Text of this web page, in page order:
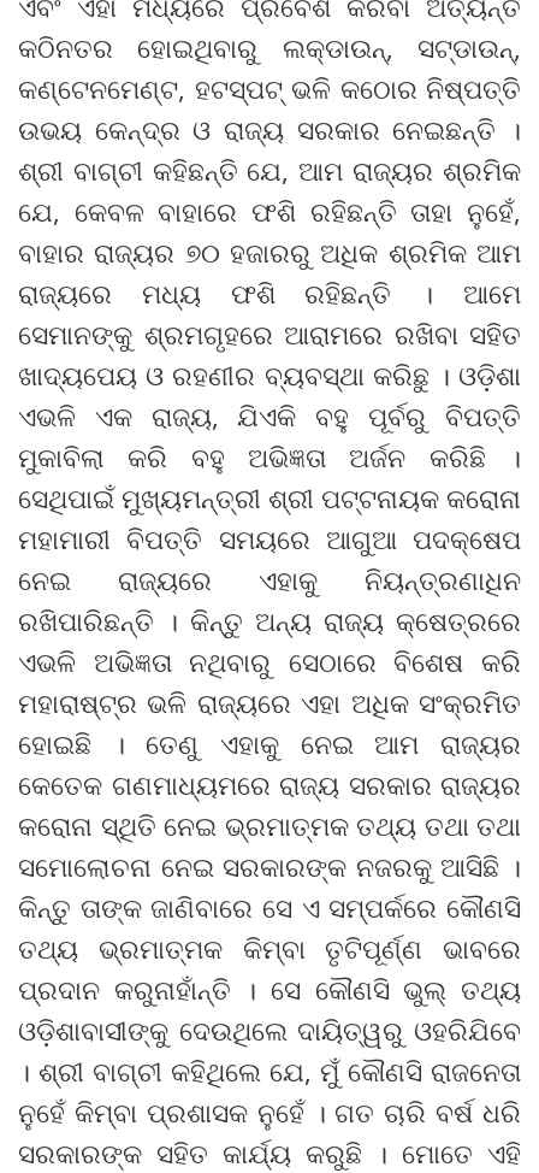
କଠିନତର ହୋଇଥିବାରୁ ଲକ୍‌ଡାଉନ୍‌, ସଟ୍‌ଡାଉନ୍‌,
କଣ୍ଟେନମେଣ୍ଟ, ହଟସ୍ପଟ୍ ଭଳି କଠୋର ନିଷ୍ପତ୍ତି
ଉଭୟ କେନ୍ଦ୍ର ଓ ରାଜ୍ୟ ସରକାର ନେଇଛନ୍ତି ।
ଶ୍ରୀ ବାଗ୍‌ଚୀ କହିଛନ୍ତି ଯେ, ଆମ ରାଜ୍ୟର ଶ୍ରମିକ
ଯେ, କେବଳ ବାହାରେ ଫଶି ରହିଛନ୍ତି ତାହା ନୁହେଁ,
ବାହାର ରାଜ୍ୟର ୭୦ ହଜାରରୁ ଅଧିକ ଶ୍ରମିକ ଆମ
ରାଜ୍ୟରେ ମଧ୍ୟ ଫଶି ରହିଛନ୍ତି । ଆମେ
ସେମାନଙ୍କୁ ଶ୍ରମଗୃହରେ ଆରାମରେ ରଖିବା ସହିତ
ଖାଦ୍ୟପେୟ ଓ ରହଣୀର ବ୍ୟବସ୍ଥା କରିଛୁ । ଓଡ଼ିଶା
ଏଭଳି ଏକ ରାଜ୍ୟ, ଯିଏକି ବହୁ ପୂର୍ବରୁ ବିପତ୍ତି
ମୁକାବିଲା କରି ବହୁ ଅଭିଜ୍ଞତା ଅର୍ଜନ କରିଛି ।
ସେଥିପାଇଁ ମୁଖ୍ୟମନ୍ତ୍ରୀ ଶ୍ରୀ ପଟ୍ଟନାୟକ କରୋନା
ମହାମାରୀ ବିପତ୍ତି ସମୟରେ ଆଗୁଆ ପଦକ୍ଷେପ
ନେଇ ରାଜ୍ୟରେ ଏହାକୁ ନିୟନ୍ତ୍ରଣାଧିନ
ରଖିପାରିଛନ୍ତି । କିନ୍ତୁ ଅନ୍ୟ ରାଜ୍ୟ କ୍ଷେତ୍ରରେ
ଏଭଳି ଅଭିଜ୍ଞତା ନଥିବାରୁ ସେଠାରେ ବିଶେଷ କରି
ମହାରାଷ୍ଟ୍ର ଭଳି ରାଜ୍ୟରେ ଏହା ଅଧିକ ସଂକ୍ରମିତ
ହୋଇଛି । ତେଣୁ ଏହାକୁ ନେଇ ଆମ ରାଜ୍ୟର
କେତେକ ଗଣମାଧ୍ୟମରେ ରାଜ୍ୟ ସରକାର ରାଜ୍ୟର
କରୋନା ସ୍ଥିତି ନେଇ ଭ୍ରମାତ୍ମକ ତଥ୍ୟ ତଥା ତଥା
ସମାେଲୋଚନା ନେଇ ସରକାରଙ୍କ ନଜରକୁ ଆସିଛି ।
କିନ୍ତୁ ତାଙ୍କ ଜାଣିବାରେ ସେ ଏ ସମ୍ପର୍କରେ କୌଣସି
ତଥ୍ୟ ଭ୍ରମାତ୍ମକ କିମ୍ବା ତୃଟିପୂର୍ଣ୍ଣ ଭାବରେ
ପ୍ରଦାନ କରୁନାହାଁନ୍ତି । ସେ କୌଣସି ଭୁଲ୍ ତଥ୍ୟ
ଓଡ଼ିଶାବାସୀଙ୍କୁ ଦେଉଥିଲେ ଦାୟିତ୍ୱରୁ ଓହରିଯିବେ
। ଶ୍ରୀ ବାଗ୍‌ଚୀ କହିଥିଲେ ଯେ, ମୁଁ କୌଣସି ରାଜନେତା
ନୁହେଁ କିମ୍ବା ପ୍ରଶାସକ ନୁହେଁ । ଗତ ଚାରି ବର୍ଷ ଧରି
ସରକାରଙ୍କ ସହିତ କାର୍ଯ୍ୟ କରୁଛି । ମୋତେ ଏହି